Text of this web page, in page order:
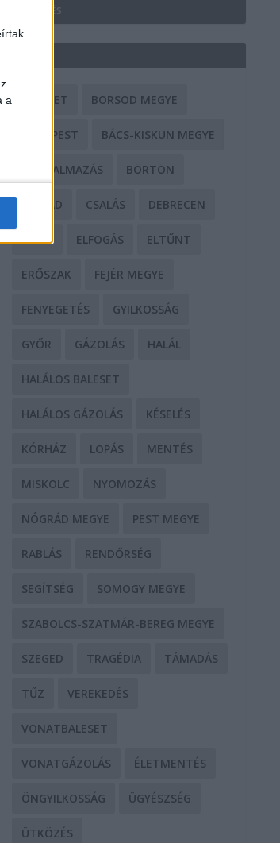
a
HIRDETÉS
BALESET BORSOD MEGYE
BUDAPEST BÁCS-KISKUN MEGYE
BÁNTALMAZÁS BÖRTÖN
CSALÁD CSALÁS DEBRECEN
DROG ELFOGÁS ELTŰNT
ERŐSZAK FEJÉR MEGYE
FENYEGETÉS GYILKOSSÁG
GYŐR GÁZOLÁS HALÁL
HALÁLOS BALESET
HALÁLOS GÁZOLÁS KÉSELÉS
KÓRHÁZ LOPÁS MENTÉS
MISKOLC NYOMOZÁS
NÓGRÁD MEGYE PEST MEGYE
RABLÁS RENDŐRSÉG
SEGÍTSÉG SOMOGY MEGYE
SZABOLCS-SZATMÁR-BEREG MEGYE
SZEGED TRAGÉDIA TÁMADÁS
TŰZ VEREKEDÉS
VONATBALESET
VONATGÁZOLÁS ÉLETMENTÉS
ÖNGYILKOSSÁG ÜGYÉSZSÉG
ÜTKÖZÉS